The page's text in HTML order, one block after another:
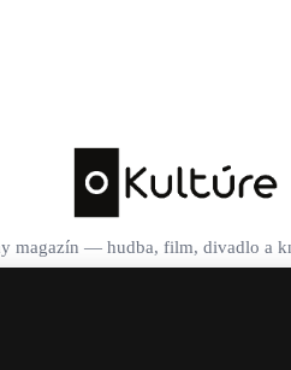
magazín — hudba, film, divadlo a